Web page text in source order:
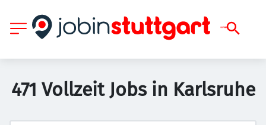
471 Vollzeit Jobs in Karlsruhe